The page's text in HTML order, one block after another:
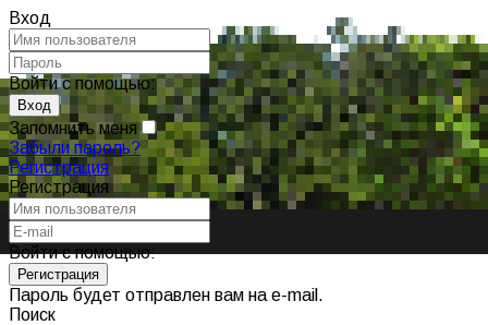
Вход
Войти с помощью:
Запомнить меня
Забыли пароль?
Регистрация
Регистрация
Войти с помощью:
Пароль будет отправлен вам на e-mail.
Поиск